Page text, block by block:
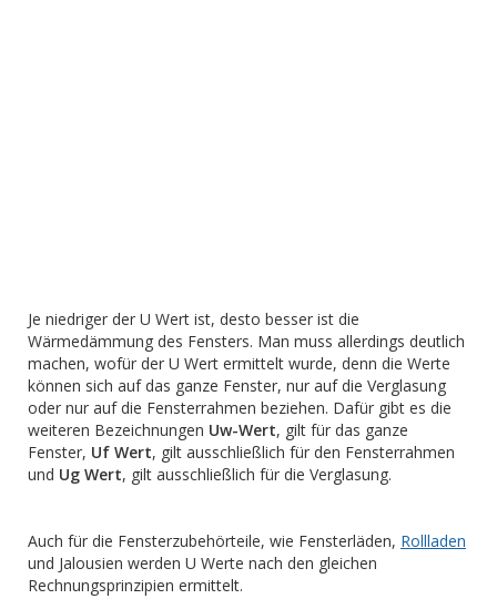
Je niedriger der U Wert ist, desto besser ist die
Wärmedämmung des Fensters. Man muss allerdings deutlich
machen, wofür der U Wert ermittelt wurde, denn die Werte
können sich auf das ganze Fenster, nur auf die Verglasung
oder nur auf die Fensterrahmen beziehen. Dafür gibt es die
weiteren Bezeichnungen Uw-Wert, gilt für das ganze
Fenster, Uf Wert, gilt ausschließlich für den Fensterrahmen
und Ug Wert, gilt ausschließlich für die Verglasung.
Auch für die Fensterzubehörteile, wie Fensterläden, Rollladen
und Jalousien werden U Werte nach den gleichen
Rechnungsprinzipien ermittelt.